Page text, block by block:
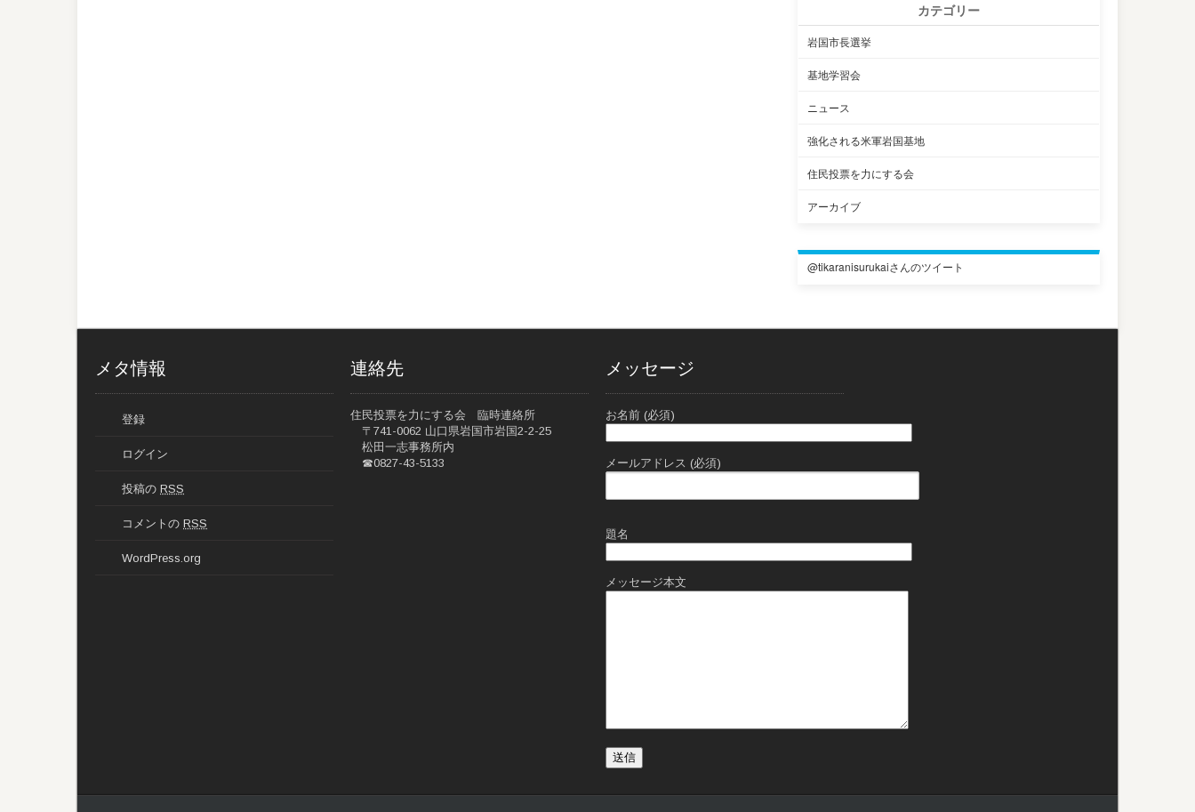
カテゴリー
岩国市長選挙
基地学習会
ニュース
強化される米軍岩国基地
住民投票を力にする会
アーカイブ
@tikaranisurukaiさんのツイート
メタ情報
登録
ログイン
投稿の RSS
コメントの RSS
WordPress.org
連絡先
住民投票を力にする会 臨時連絡所
〒741-0062 山口県岩国市岩国2-2-25
松田一志事務所内
☎0827-43-5133
メッセージ
お名前 (必須)
メールアドレス (必須)
題名
メッセージ本文